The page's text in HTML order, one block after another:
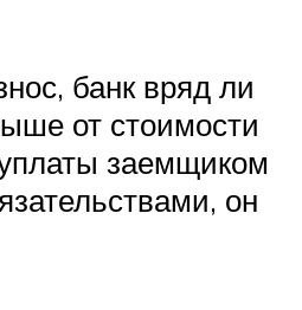
банк вряд ли
от стоимости
заемщиком
он